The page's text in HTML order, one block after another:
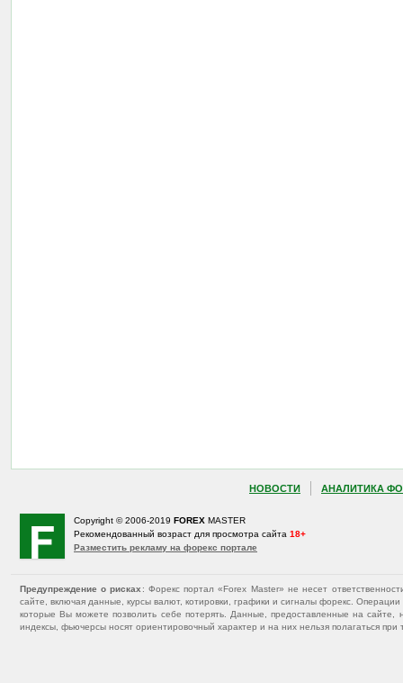
НОВОСТИ АНАЛИТИКА
Copyright © 2006-2019 FOREX MASTER
Рекомендованный возраст для просмотра сайта 18+
Разместить рекламу на форекс портале
Предупреждение о рисках : Форекс портал «Forex Master» не несет
сайте, включая данные, курсы валют, котировки, графики и сигналы форекс.
которые Вы можете позволить себе потерять. Данные, предоставленные на
индексы, фьючерсы носят ориентировочный характер и на них нельзя полагаться при